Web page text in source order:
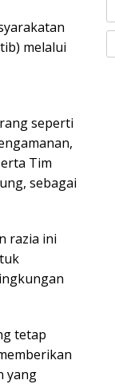
melalui
seperti
Tim
sebagai
razia ini
tetap
yang